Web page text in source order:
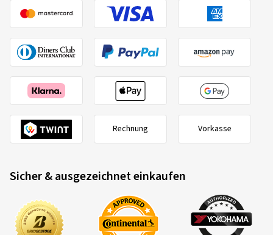
Rechnung Vorkasse
Sicher & ausgezeichnet einkaufen